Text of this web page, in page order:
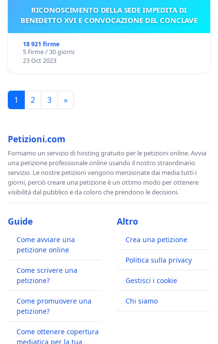
RICONOSCIMENTO DELLA SEDE IMPEDITA DI
BENEDETTO XVI E CONVOCAZIONE DEL CONCLAVE
18 921 firme
5 Firme / 30 giorni
23 Oct 2023
1 2 3 »
Petizioni.com
Forniamo un servizio di hosting gratuito per le petizioni online. Avvia
una petizione professionale online usando il nostro straordinario
servizio. Le nostre petizioni vengono menzionate dai media tutti i
giorni, perciò creare una petizione è un ottimo modo per ottenere
visibilità dal pubblico e da coloro che prendono le decisioni.
Guide
Come avviare una
petizione online
Come scrivere una
petizione?
Come promuovere una
petizione?
Come ottenere copertura
mediatica per la tua
Altro
Crea una petizione
Politica sulla privacy
Gestisci i cookie
Chi siamo